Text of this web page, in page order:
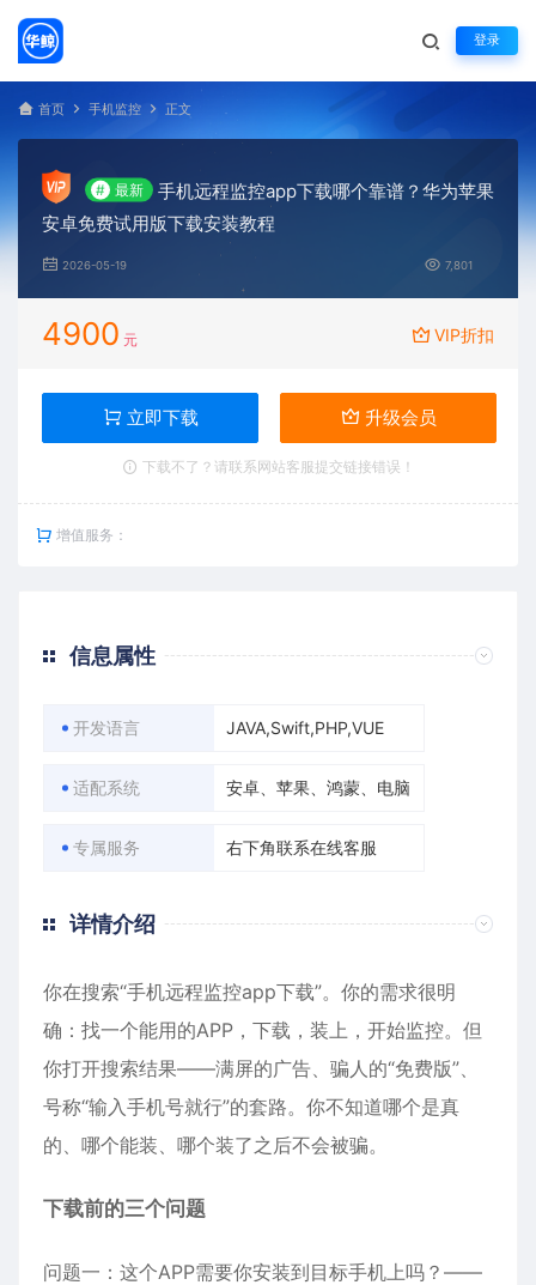
登录
首页 手机监控 正文
# 最新
手机远程监控app下载哪个靠谱？华为苹果
安卓免费试用版下载安装教程
2026-05-19 7,801
4900 元 VIP折扣
立即下载 升级会员
下载不了？请联系网站客服提交链接错误！
增值服务：
信息属性
开发语言 JAVA,Swift,PHP,VUE
适配系统 安卓、苹果、鸿蒙、电脑
专属服务 右下角联系在线客服
详情介绍
你在搜索“手机远程监控app下载”。你的需求很明
确：找一个能用的APP，下载，装上，开始监控。但
你打开搜索结果——满屏的广告、骗人的“免费版”、
号称“输入手机号就行”的套路。你不知道哪个是真
的、哪个能装、哪个装了之后不会被骗。
下载前的三个问题
问题一：这个APP需要你安装到目标手机上吗？——